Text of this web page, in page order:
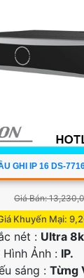
GHI IP 16 DS-
Giá Bán:
Khuyến Mại:
nét : Ultra
Ảnh : IP.
sáng : Từng